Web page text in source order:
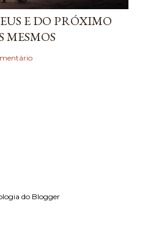
E DO PRÓXIMO
MESMOS
do Blogger